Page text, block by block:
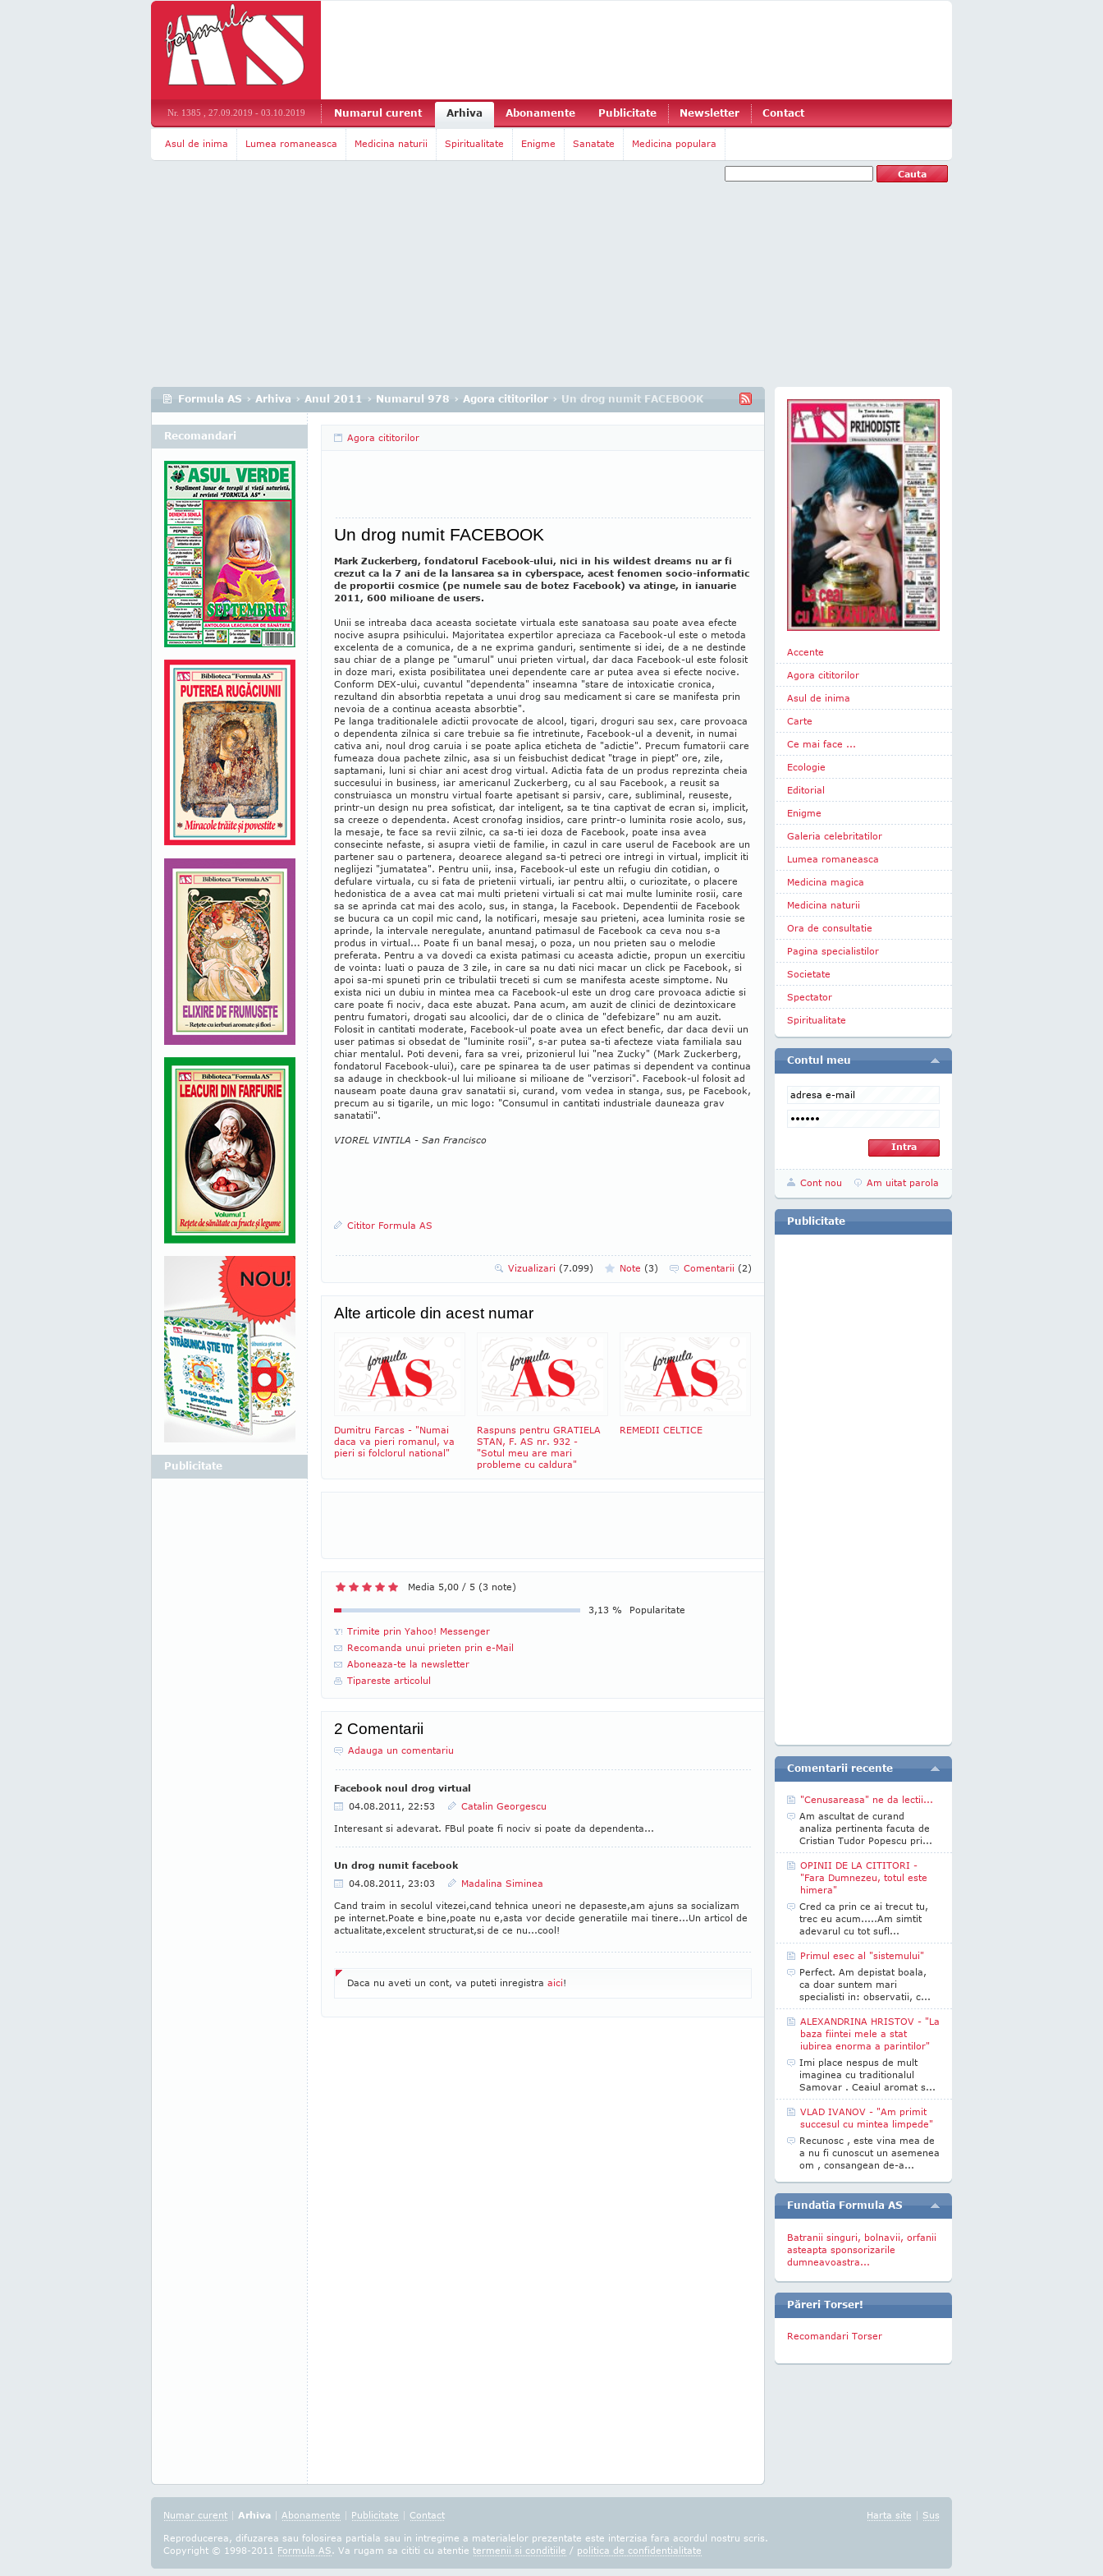
Nr. 1385 , 27.09.2019 - 03.10.2019 Numarul curent Arhiva Abonamente Publicitate Newsletter Contact
Asul de inima Lumea romaneasca Medicina naturii Spiritualitate Enigme Sanatate Medicina populara
Formula AS › Arhiva › Anul 2011 › Numarul 978 › Agora cititorilor › Un drog numit FACEBOOK
Agora cititorilor
Un drog numit FACEBOOK
Mark Zuckerberg, fondatorul Facebook-ului, nici in his wildest dreams nu ar fi
crezut ca la 7 ani de la lansarea sa in cyberspace, acest fenomen socio-informatic
de proportii cosmice (pe numele sau de botez Facebook) va atinge, in ianuarie
2011, 600 milioane de users.
Unii se intreaba daca aceasta societate virtuala este sanatoasa sau poate avea efecte
nocive asupra psihicului. Majoritatea expertilor apreciaza ca Facebook-ul este o metoda
excelenta de a comunica, de a ne exprima ganduri, sentimente si idei, de a ne destinde
sau chiar de a plange pe "umarul" unui prieten virtual, dar daca Facebook-ul este folosit
in doze mari, exista posibilitatea unei dependente care ar putea avea si efecte nocive.
Conform DEX-ului, cuvantul "dependenta" inseamna "stare de intoxicatie cronica,
rezultand din absorbtia repetata a unui drog sau medicament si care se manifesta prin
nevoia de a continua aceasta absorbtie".
Pe langa traditionalele adictii provocate de alcool, tigari, droguri sau sex, care provoaca
o dependenta zilnica si care trebuie sa fie intretinute, Facebook-ul a devenit, in numai
cativa ani, noul drog caruia i se poate aplica eticheta de "adictie". Precum fumatorii care
fumeaza doua pachete zilnic, asa si un feisbuchist dedicat "trage in piept" ore, zile,
saptamani, luni si chiar ani acest drog virtual. Adictia fata de un produs reprezinta cheia
succesului in business, iar americanul Zuckerberg, cu al sau Facebook, a reusit sa
construiasca un monstru virtual foarte apetisant si parsiv, care, subliminal, reuseste,
printr-un design nu prea sofisticat, dar inteligent, sa te tina captivat de ecran si, implicit,
sa creeze o dependenta. Acest cronofag insidios, care printr-o luminita rosie acolo, sus,
la mesaje, te face sa revii zilnic, ca sa-ti iei doza de Facebook, poate insa avea
consecinte nefaste, si asupra vietii de familie, in cazul in care userul de Facebook are un
partener sau o partenera, deoarece alegand sa-ti petreci ore intregi in virtual, implicit iti
neglijezi "jumatatea". Pentru unii, insa, Facebook-ul este un refugiu din cotidian, o
defulare virtuala, cu si fata de prietenii virtuali, iar pentru altii, o curiozitate, o placere
hedonistica de a avea cat mai multi prieteni virtuali si cat mai multe luminite rosii, care
sa se aprinda cat mai des acolo, sus, in stanga, la Facebook. Dependentii de Facebook
se bucura ca un copil mic cand, la notificari, mesaje sau prieteni, acea luminita rosie se
aprinde, la intervale neregulate, anuntand patimasul de Facebook ca ceva nou s-a
produs in virtual... Poate fi un banal mesaj, o poza, un nou prieten sau o melodie
preferata. Pentru a va dovedi ca exista patimasi cu aceasta adictie, propun un exercitiu
de vointa: luati o pauza de 3 zile, in care sa nu dati nici macar un click pe Facebook, si
apoi sa-mi spuneti prin ce tribulatii treceti si cum se manifesta aceste simptome. Nu
exista nici un dubiu in mintea mea ca Facebook-ul este un drog care provoaca adictie si
care poate fi nociv, daca este abuzat. Pana acum, am auzit de clinici de dezintoxicare
pentru fumatori, drogati sau alcoolici, dar de o clinica de "defebizare" nu am auzit.
Folosit in cantitati moderate, Facebook-ul poate avea un efect benefic, dar daca devii un
user patimas si obsedat de "luminite rosii", s-ar putea sa-ti afecteze viata familiala sau
chiar mentalul. Poti deveni, fara sa vrei, prizonierul lui "nea Zucky" (Mark Zuckerberg,
fondatorul Facebook-ului), care pe spinarea ta de user patimas si dependent va continua
sa adauge in checkbook-ul lui milioane si milioane de "verzisori". Facebook-ul folosit ad
nauseam poate dauna grav sanatatii si, curand, vom vedea in stanga, sus, pe Facebook,
precum au si tigarile, un mic logo: "Consumul in cantitati industriale dauneaza grav
sanatatii".
VIOREL VINTILA - San Francisco
Cititor Formula AS
Vizualizari (7.099) Note (3) Comentarii (2)
Alte articole din acest numar
Dumitru Farcas - "Numai
daca va pieri romanul, va
pieri si folclorul national"
Raspuns pentru GRATIELA
STAN, F. AS nr. 932 -
"Sotul meu are mari
probleme cu caldura"
REMEDII CELTICE
Media 5,00 / 5 (3 note)
Popularitate
3,13 %
Trimite prin Yahoo! Messenger
Recomanda unui prieten prin e-Mail
Aboneaza-te la newsletter
Tipareste articolul
2 Comentarii
Adauga un comentariu
Facebook noul drog virtual
04.08.2011, 22:53
Catalin Georgescu
Interesant si adevarat. FBul poate fi nociv si poate da dependenta...
Un drog numit facebook
04.08.2011, 23:03
Madalina Siminea
Cand traim in secolul vitezei,cand tehnica uneori ne depaseste,am ajuns sa socializam
pe internet.Poate e bine,poate nu e,asta vor decide generatiile mai tinere...Un articol de
actualitate,excelent structurat,si de ce nu...cool!
Daca nu aveti un cont, va puteti inregistra aici!
Recomandari
Publicitate
Accente
Agora cititorilor
Asul de inima
Carte
Ce mai face ...
Ecologie
Editorial
Enigme
Galeria celebritatilor
Lumea romaneasca
Medicina magica
Medicina naturii
Ora de consultatie
Pagina specialistilor
Societate
Spectator
Spiritualitate
Contul meu
Cont nou Am uitat parola
Publicitate
Comentarii recente
"Cenusareasa" ne da lectii...
Am ascultat de curand
analiza pertinenta facuta de
Cristian Tudor Popescu pri...
OPINII DE LA CITITORI -
"Fara Dumnezeu, totul este
himera"
Cred ca prin ce ai trecut tu,
trec eu acum.....Am simtit
adevarul cu tot sufl...
Primul esec al "sistemului"
Perfect. Am depistat boala,
ca doar suntem mari
specialisti in: observatii, c...
ALEXANDRINA HRISTOV - "La
baza fiintei mele a stat
iubirea enorma a parintilor"
Imi place nespus de mult
imaginea cu traditionalul
Samovar . Ceaiul aromat s...
VLAD IVANOV - "Am primit
succesul cu mintea limpede"
Recunosc , este vina mea de
a nu fi cunoscut un asemenea
om , consangean de-a...
Fundatia Formula AS
Batranii singuri, bolnavii, orfanii
asteapta sponsorizarile
dumneavoastra...
Păreri Torser!
Recomandari Torser
Harta site | Sus
Numar curent | Arhiva | Abonamente | Publicitate | Contact
Reproducerea, difuzarea sau folosirea partiala sau in intregime a materialelor prezentate este interzisa fara acordul nostru scris.
Copyright © 1998-2011 Formula AS. Va rugam sa cititi cu atentie termenii si conditiile / politica de confidentialitate